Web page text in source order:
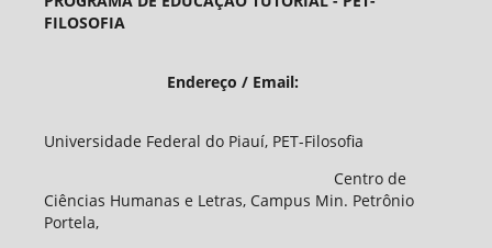
FILOSOFIA
Endereço / Email:
Universidade Federal do Piauí, PET-Filosofia
Centro de
Ciências Humanas e Letras, Campus Min. Petrônio
Portela,